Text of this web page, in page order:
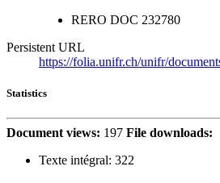
RERO DOC 232780
Persistent URL
https://folia.unifr.ch/unifr/
Statistics
Document views: 197 File downloads:
Texte intégral: 322